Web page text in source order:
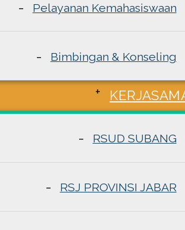
Pelayanan Kemahasiswaan
Bimbingan & Konseling
RSUD SUBANG
RSJ PROVINSI JABAR